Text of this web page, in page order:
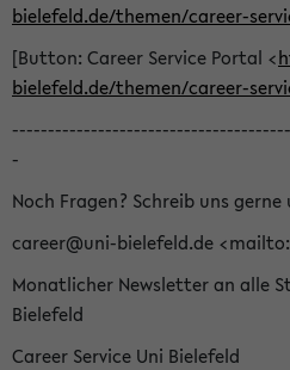
bielefeld.de/themen/career-
[Button: Career Service Portal <
bielefeld.de/themen/career-
-
Noch Fragen? Schreib uns gerne
career@uni-bielefeld.de
Monatlicher Newsletter an alle
Bielefeld
Career Service Uni Bielefeld